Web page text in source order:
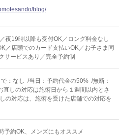
blog/
夜19時以降も受付OK／ロング料金なし
／店頭でのカード支払いOK／お子さま同
サービスあり／完全予約制
：なし /当日：予約代金の50% /無断：
しの対応は施術日から１週間以内とさ
の対応は、施術を受けた店舗での対応を
予約OK メンズにもオススメ